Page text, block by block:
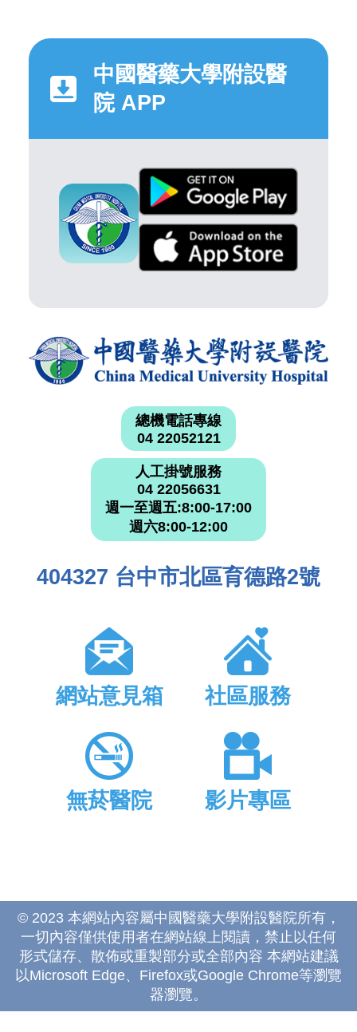
中國醫藥大學附設醫
院 APP
總機電話專線
04 22052121
人工掛號服務
04 22056631
週一至週五:8:00-17:00
週六8:00-12:00
404327 台中市北區育德路2號
網站意見箱 社區服務
無菸醫院 影片專區
© 2023 本網站內容屬中國醫藥大學附設醫院所有，
一切內容僅供使用者在網站線上閱讀，禁止以任何
形式儲存、散佈或重製部分或全部內容 本網站建議
以Microsoft Edge、Firefox或Google Chrome等瀏覽
器瀏覽。